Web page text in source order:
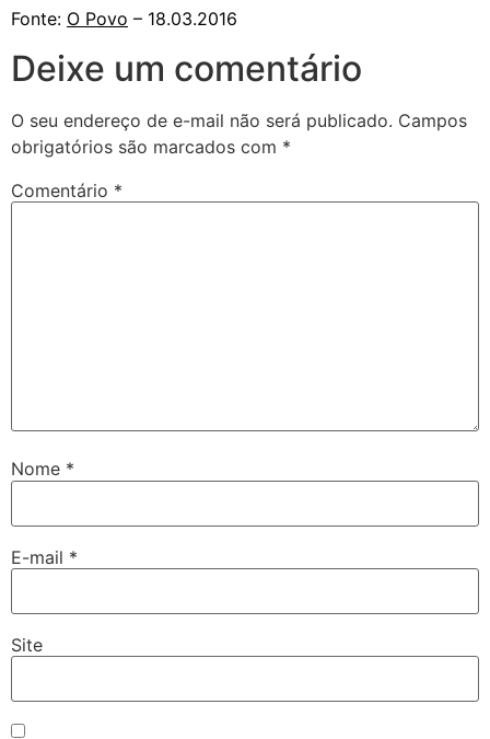
Fonte: O Povo – 18.03.2016
Deixe um comentário
O seu endereço de e-mail não será publicado. Campos
obrigatórios são marcados com *
Comentário *
Nome *
E-mail *
Site